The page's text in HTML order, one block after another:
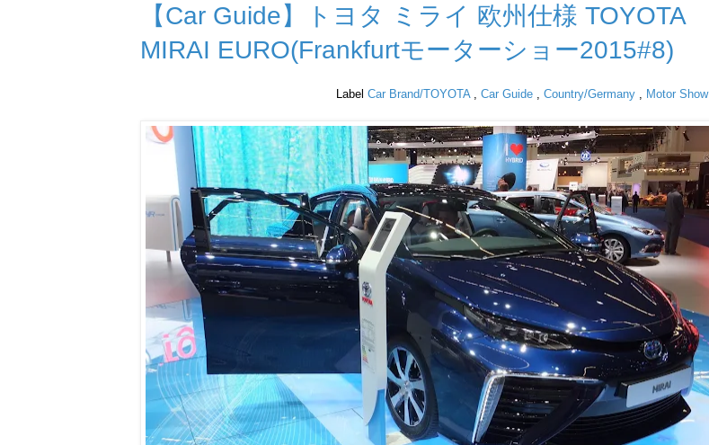
【Car Guide】トヨタ ミライ 欧州仕様 TOYOTA
MIRAI EURO(Frankfurtモーターショー2015#8)
Label Car Brand/TOYOTA, Car Guide , Country/Germany , Motor Show